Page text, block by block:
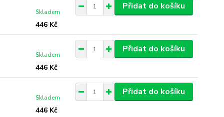
446 Kč
Skladem
Přidat do košíku
446 Kč
Skladem
Přidat do košíku
446 Kč
Skladem
Přidat do košíku